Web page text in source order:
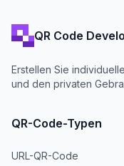
QR Code
Erstellen Sie
und den privaten
QR-Code-Typen
URL-QR-Code